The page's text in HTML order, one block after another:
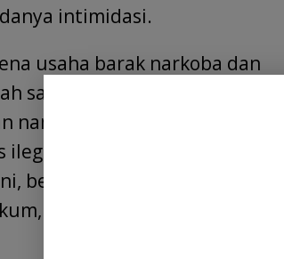
intimidasi.
usaha barak narkoba dan
satu ketua OKP,” ujar seorang
namanya dan hanya berinisial
tersebut telah
belum terlihat adanya
sehingga memunculkan